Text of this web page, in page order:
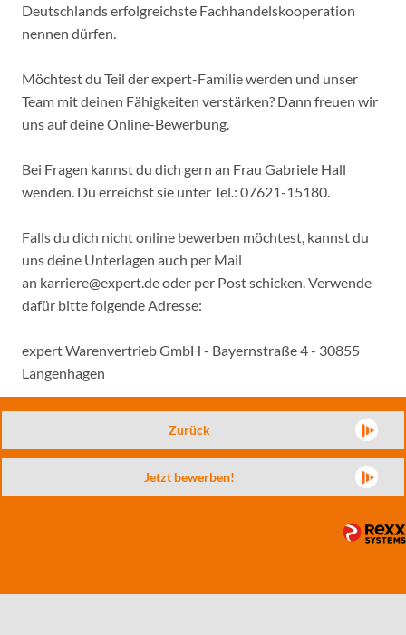
Deutschlands erfolgreichste Fachhandelskooperation
nennen dürfen.
Möchtest du Teil der expert-Familie werden und unser
Team mit deinen Fähigkeiten verstärken? Dann freuen wir
uns auf deine Online-Bewerbung.
Bei Fragen kannst du dich gern an Frau Gabriele Hall
wenden. Du erreichst sie unter Tel.: 07621-15180.
Falls du dich nicht online bewerben möchtest, kannst du
uns deine Unterlagen auch per Mail
an karriere@expert.de oder per Post schicken. Verwende
dafür bitte folgende Adresse:
expert Warenvertrieb GmbH - Bayernstraße 4 - 30855
Langenhagen
Zurück
Jetzt bewerben!